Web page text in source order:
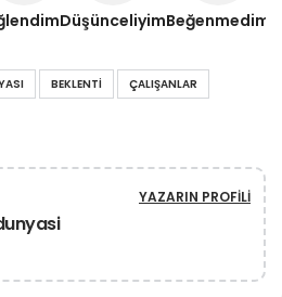
DüşünceliyimBeğenmedim
BEKLENTI
ÇALIŞANLAR
YAZARIN PROFILI